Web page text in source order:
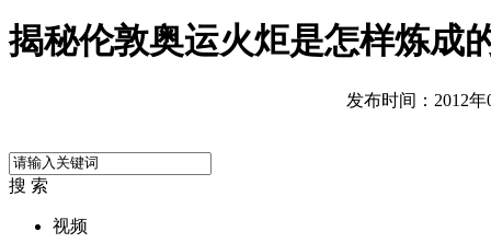
揭秘伦敦奥运火炬是怎样炼成
发布时间：2012年
搜 索
视频